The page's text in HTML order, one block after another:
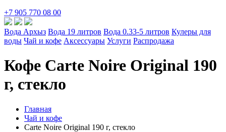
+7 905 770 08 00
Вода Архыз Вода 19 литров Вода 0.33-5 литров Кулеры для
воды Чай и кофе Аксессуары Услуги Распродажа
Кофе Carte Noire Original 190
г, стекло
Главная
Чай и кофе
Carte Noire Original 190 г, стекло